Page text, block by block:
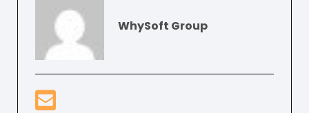
WhySoft Group